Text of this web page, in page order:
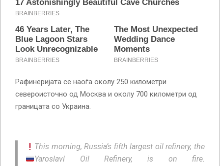
Рафинеријата се наоѓа околу 250 километри
североисточно од Москва и околу 700 километри од
границата со Украина.
This morning, Russia’s fifth largest oil refinery, the
Yaroslavl Oil Refinery, is on fire.